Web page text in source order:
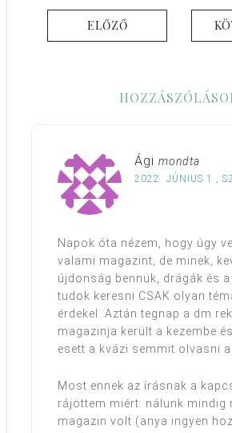
ELŐZŐ
Ági mondta
2022. JÚNIUS 1.,
Napok óta nézem, hogy úgy
valami magazint, de minek,
újdonság bennük, drágák és
tudok keresni CSAK olyan
érdekel. Aztán tegnap a dm
magazinja került a kezembe
esett a kvázi semmit olvasni a
Most ennek az írásnak a
rájöttem miért: nálunk mindig
magazin volt (anya ingyen